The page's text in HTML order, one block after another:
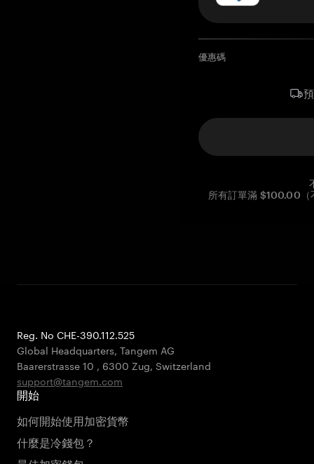
優惠碼
所有訂單滿 $100.00（
Reg. No CHE-390.112.525
Global Headquarters, Tangem AG
Baarerstrasse 10 , 6300 Zug, Switzerland
support@tangem.com
開始
如何開始使用加密貨幣
什麼是冷錢包？